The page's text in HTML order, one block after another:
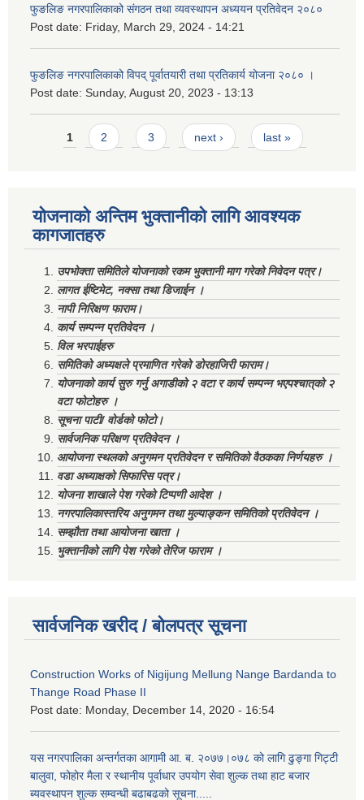
फुङलिङ नगरपालिकाको संगठन तथा व्यवस्थापन अध्ययन प्रतिवेदन २०८०
Post date: Friday, March 29, 2024 - 14:21
फुङलिङ नगरपालिकाको विपद् पूर्वातयारी तथा प्रतिकार्य योजना २०८० ।
Post date: Sunday, August 20, 2023 - 13:13
Pages
1 2 3 next › last »
योजनाको अन्तिम भुक्तानीको लागि आवश्यक
कागजातहरु
उपभोक्ता समितिले योजनाको रकम भुक्तानी माग गरेको निवेदन पत्र।
लागत ईष्टिमेट, नक्सा तथा डिजाईन ।
नापी निरिक्षण फाराम।
कार्य सम्पन्न प्रतिवेदन ।
विल भरपाईहरु
समितिको अध्यक्षले प्रमाणित गरेको डोरहाजिरी फाराम।
योजनाको कार्य सुरु गर्नु अगाडीको २ वटा र कार्य सम्पन्न भएपश्चात्‌को २
वटा फोटोहरु ।
सूचना पाटी/ वोर्डको फोटो।
सार्वजनिक परिक्षण प्रतिवेदन ।
आयोजना स्थलको अनुगमन प्रतिवेदन र समितिको वैठकका निर्णयहरु ।
वडा अध्याक्षको सिफारिस पत्र।
योजना शाखाले पेश गरेको टिप्पणी आदेश ।
नगरपालिकास्तरिय अनुगमन तथा मुल्याङ्कन समितिको प्रतिवेदन ।
सम्झौता तथा आयोजना खाता ।
भुक्तानीको लागि पेश गरेको तेरिज फाराम ।
सार्वजनिक खरीद / बोलपत्र सूचना
Construction Works of Nigijung Mellung Nange Bardanda to
Thange Road Phase II
Post date: Monday, December 14, 2020 - 16:54
यस नगरपालिका अन्तर्गतका आगामी आ. ब. २०७७।०७८ को लागि ढुङ्गा गिट्टी
बालुवा, फोहोर मैला र स्थानीय पूर्वाधार उपयोग सेवा शुल्क तथा हाट बजार
ब्यवस्थापन शुल्क सम्वन्धी बढाबढको सूचना.....